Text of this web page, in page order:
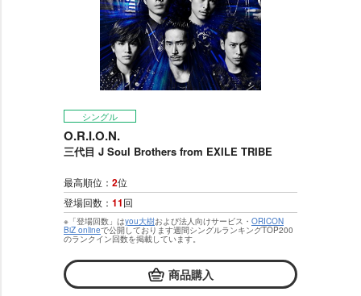
シングル
O.R.I.O.N.
三代目 J Soul Brothers from EXILE TRIBE
最高順位： 2位
登場回数： 11回
※「登場回数」はyou大樹および法人向けサービス・ ORICON
BiZ onlineで公開しております週間シングルランキングTOP200
のランクイン回数を掲載しています。
商品購入